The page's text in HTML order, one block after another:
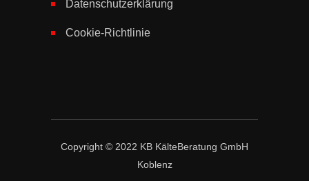
Datenschutzerklärung
Cookie-Richtlinie
Copyright © 2022 KB KälteBeratung GmbH
Koblenz